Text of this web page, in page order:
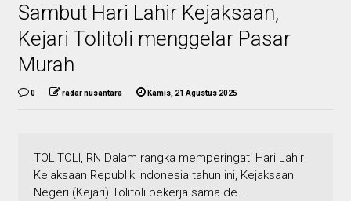
Sambut Hari Lahir Kejaksaan,
Kejari Tolitoli menggelar Pasar
Murah
0 radar nusantara Kamis, 21 Agustus 2025
TOLITOLI, RN Dalam rangka memperingati Hari Lahir
Kejaksaan Republik Indonesia tahun ini, Kejaksaan
Negeri (Kejari) Tolitoli bekerja sama de...